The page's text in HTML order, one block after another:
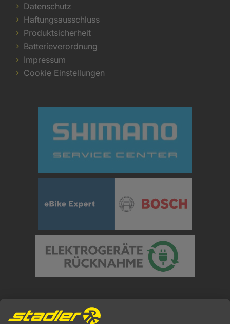
Datenschutz
Haftungsausschluss
Produktsicherheit
Batterieverordnung
Impressum
Cookie Einstellungen